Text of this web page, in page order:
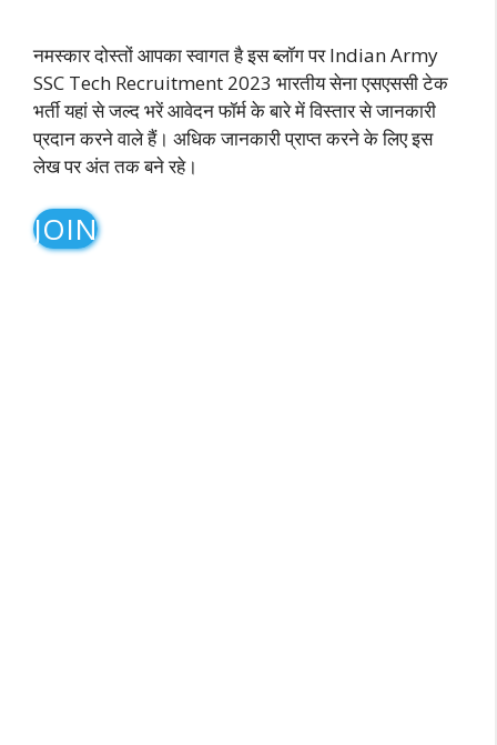
नमस्कार दोस्तों आपका स्वागत है इस ब्लॉग पर Indian Army
SSC Tech Recruitment 2023 भारतीय सेना एसएससी टेक
भर्ती यहां से जल्द भरें आवेदन फॉर्म के बारे में विस्तार से जानकारी
प्रदान करने वाले हैं। अधिक जानकारी प्राप्त करने के लिए इस
लेख पर अंत तक बने रहे।
JOIN